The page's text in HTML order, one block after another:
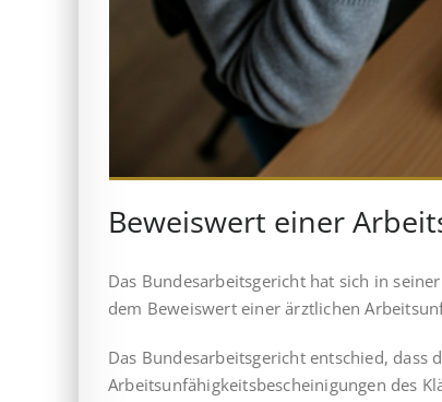
Beweis­wert einer
Das Bundesarbeitsgericht hat sich in
dem Beweiswert einer ärztlichen
Das Bundesarbeitsgericht entschied, dass
Arbeitsunfähigkeitsbescheinigungen des